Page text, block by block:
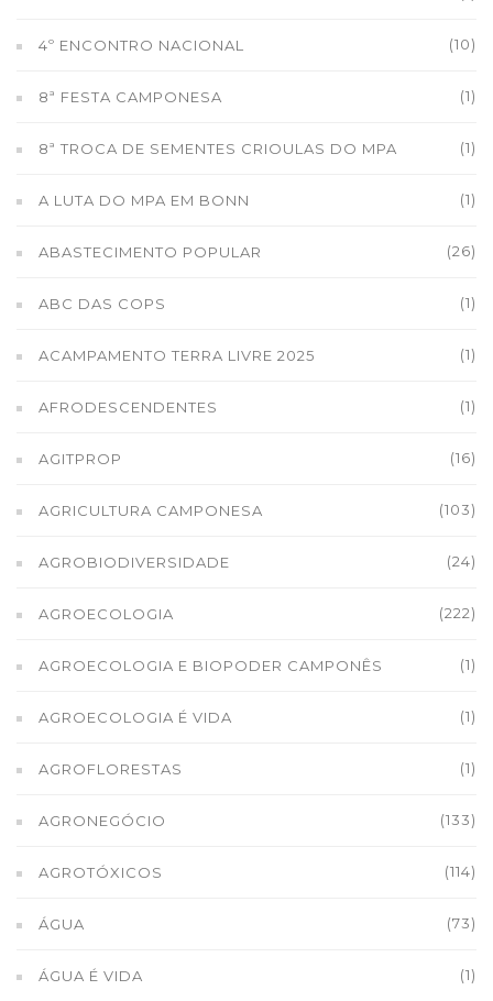
4º ENCONTRO NACIONAL (10)
8ª FESTA CAMPONESA (1)
8ª TROCA DE SEMENTES CRIOULAS DO MPA (1)
A LUTA DO MPA EM BONN (1)
ABASTECIMENTO POPULAR (26)
ABC DAS COPS (1)
ACAMPAMENTO TERRA LIVRE 2025 (1)
AFRODESCENDENTES (1)
AGITPROP (16)
AGRICULTURA CAMPONESA (103)
AGROBIODIVERSIDADE (24)
AGROECOLOGIA (222)
AGROECOLOGIA E BIOPODER CAMPONÊS (1)
AGROECOLOGIA É VIDA (1)
AGROFLORESTAS (1)
AGRONEGÓCIO (133)
AGROTÓXICOS (114)
ÁGUA (73)
ÁGUA É VIDA (1)